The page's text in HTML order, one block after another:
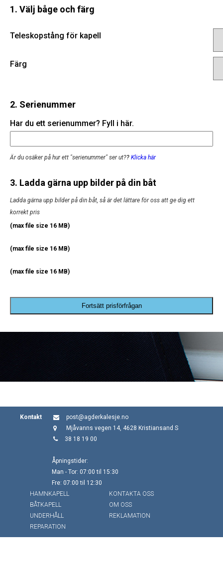
1. Välj båge och färg
Teleskopstång för kapell
Färg
2. Serienummer
Har du ett serienummer? Fyll i här.
Är du osäker på hur ett "serienummer" ser ut?? Klicka här
3. Ladda gärna upp bilder på din båt
Ladda gärna upp bilder på din båt, så är det lättare för oss att ge dig ett
korrekt pris
(max file size 16 MB)
(max file size 16 MB)
(max file size 16 MB)
Fortsätt prisförfrågan
Kontakt
post@agderkalesje.no
Mjåvanns vegen 14, 4628 Kristiansand S
38 18 19 00
Åpningstider:
Man - Tor: 07:00 til 15:30
Fre: 07:00 til 12:30
HAMNKAPELL
BÅTKAPELL
UNDERHÅLL
REPARATION
KONTAKTA OSS
OM OSS
REKLAMATION